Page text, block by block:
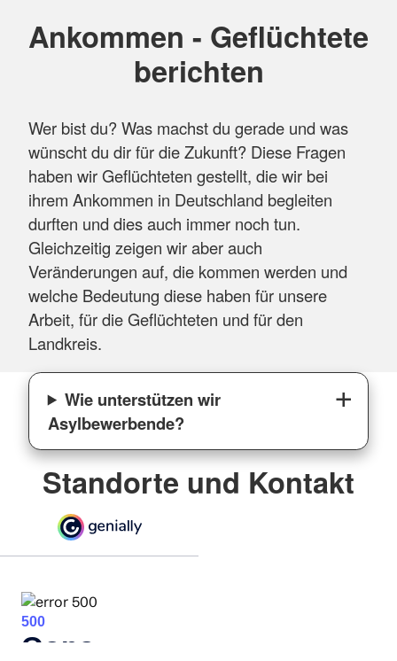
Ankommen - Geflüchtete
berichten
Wer bist du? Was machst du gerade und was
wünscht du dir für die Zukunft? Diese Fragen
haben wir Geflüchteten gestellt, die wir bei
ihrem Ankommen in Deutschland begleiten
durften und dies auch immer noch tun.
Gleichzeitig zeigen wir aber auch
Veränderungen auf, die kommen werden und
welche Bedeutung diese haben für unsere
Arbeit, für die Geflüchteten und für den
Landkreis.
Wie unterstützen wir
Asylbewerbende?
Standorte und Kontakt